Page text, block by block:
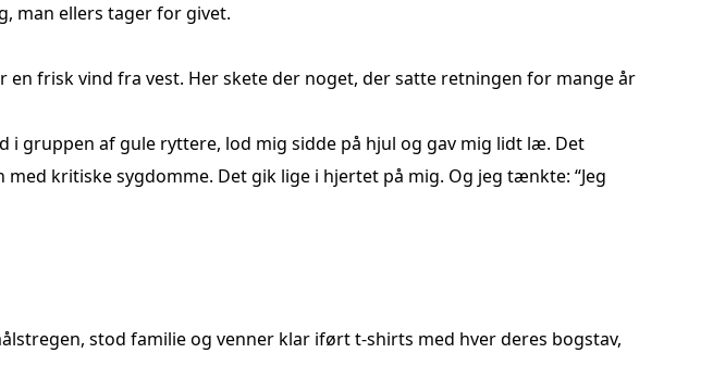
man ellers tager for givet.
frisk vind fra vest. Her skete der noget, der satte retningen for mange år
i gruppen af gule ryttere, lod mig sidde på hjul og gav mig lidt læ. Det
kritiske sygdomme. Det gik lige i hjertet på mig. Og jeg tænkte: “Jeg
stod familie og venner klar iført t-shirts med hver deres bogstav,